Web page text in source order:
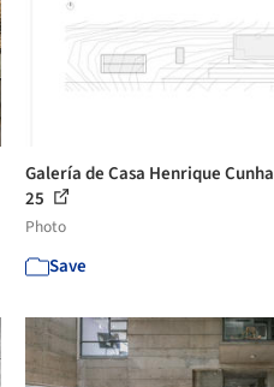
Galería de Casa Henrique
25
Photo
Save